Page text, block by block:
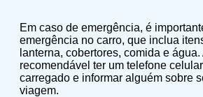
Em caso de emergência, é
emergência no carro, que inclua
lanterna, cobertores, comida e
recomendável ter um telefone
carregado e informar alguém sobre
viagem.